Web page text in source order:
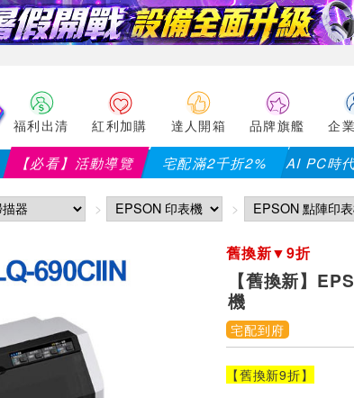
福利出清 紅利加購 達人開箱 品牌旗艦 企
【必看】活動導覽 宅配滿2千折2% AI PC時
【PX大通】全館滿千折百(部分品項不適用，滿2千折
舊換新▼9折
【舊換新】
機
宅配到府
【舊換新9折】